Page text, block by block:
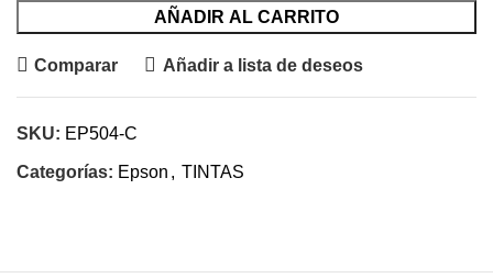
AÑADIR AL CARRITO
Comparar Añadir a lista de deseos
SKU: EP504-C
Categorías: Epson , TINTAS